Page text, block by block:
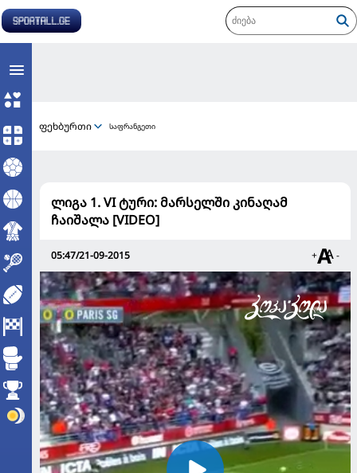
ფეხბურთი საფრანგეთი
ლიგა 1. VI ტური: მარსელში კინაღამ
ჩაიშალა [VIDEO]
05:47/21-09-2015 + -